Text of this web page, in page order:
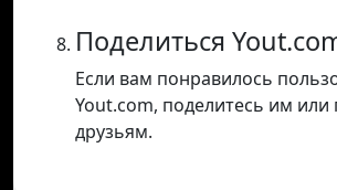
Поделиться
Если вам понравилось
Yout.com, поделитесь им или
друзьям.